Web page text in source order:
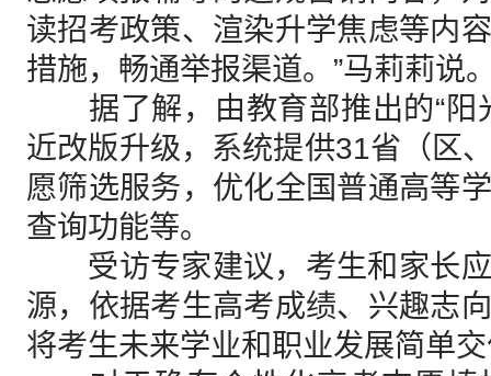
读招考政策、渲染升学焦虑等内
措施，畅通举报渠道。”马莉莉说
据了解，由教育部推出的“阳
近改版升级，系统提供31省（区
愿筛选服务，优化全国普通高等
查询功能等。
受访专家建议，考生和家长应
源，依据考生高考成绩、兴趣志
将考生未来学业和职业发展简单